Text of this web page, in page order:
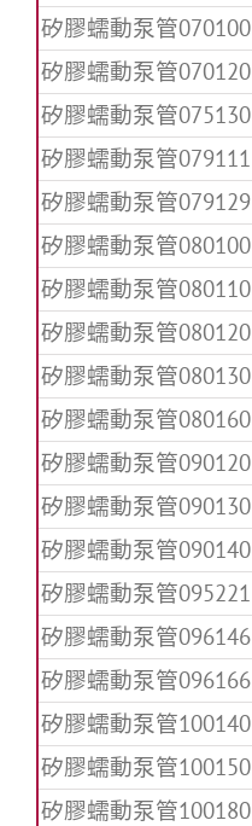
矽膠蠕動泵管070100
矽膠蠕動泵管070120
矽膠蠕動泵管075130
矽膠蠕動泵管079111
矽膠蠕動泵管079129
矽膠蠕動泵管080100
矽膠蠕動泵管080110
矽膠蠕動泵管080120
矽膠蠕動泵管080130
矽膠蠕動泵管080160
矽膠蠕動泵管090120
矽膠蠕動泵管090130
矽膠蠕動泵管090140
矽膠蠕動泵管095221
矽膠蠕動泵管096146
矽膠蠕動泵管096166
矽膠蠕動泵管100140
矽膠蠕動泵管100150
矽膠蠕動泵管100180